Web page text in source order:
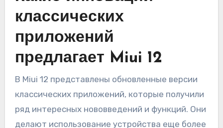
классических
приложений
предлагает Miui 12
В Miui 12 представлены обновленные версии
классических приложений, которые получили
ряд интересных нововведений и функций. Они
делают использование устройства еще более